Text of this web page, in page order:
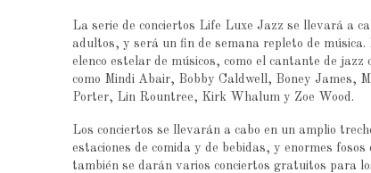
La serie de conciertos Life Luxe Jazz se llevará a
adultos, y será un fin de semana repleto de
elenco estelar de músicos, como el cantante de
como Mindi Abair, Bobby Caldwell, Boney James,
Porter, Lin Rountree, Kirk Whalum y Zoe Wood.
Los conciertos se llevarán a cabo en un amplio
estaciones de comida y de bebidas, y enormes
también se darán varios conciertos gratuitos para